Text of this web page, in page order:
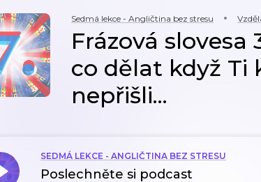
Sedmá lekce - Angličtina bez stresu
Frázová
co dělat když
nepřišli...
SEDMÁ LEKCE - ANGLIČTINA BEZ STRESU
Poslechněte si podcast